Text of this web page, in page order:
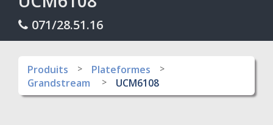
071/28.51.16
Produits
Plateformes
Grandstream
UCM6108